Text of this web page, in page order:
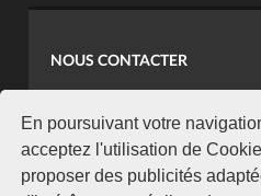
En poursuivant votre
acceptez l'utilisation de
proposer des publicités
NOUS CONTACTER
koaci@yahoo.fr
+225 07 08 85 52 93